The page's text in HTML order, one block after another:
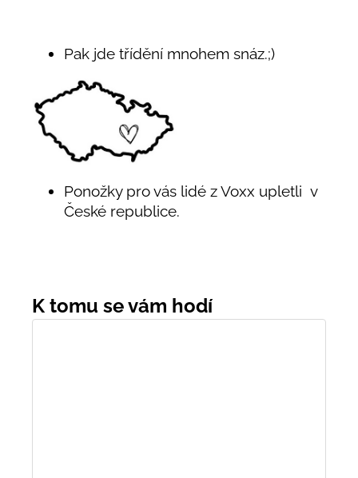
Pak jde třídění mnohem snáz.;)
Ponožky pro vás lidé z Voxx upletli v
České republice.